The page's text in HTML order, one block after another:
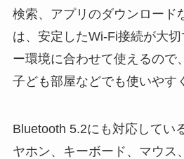
検索、アプリのダウンロード
は、安定したWi-Fi接続が大
ー環境に合わせて使えるので
子ども部屋などでも使いやす
Bluetooth 5.2にも対応してい
ヤホン、キーボード、マウス